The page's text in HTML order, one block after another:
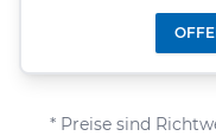
* Preise sind